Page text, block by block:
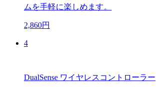
ムを手軽に楽しめます。
2,860円
4
DualSense ワイヤレスコントローラー